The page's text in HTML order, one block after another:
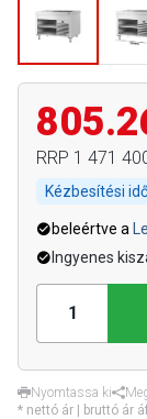
RRP 1 471
Kézbesítési
beleértve a
Ingyenes
Nyomtassa ki
* nettó ár | bruttó ár